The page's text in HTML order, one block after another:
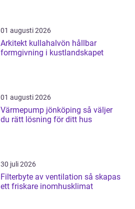
01 augusti 2026
Arkitekt kullahalvön hållbar
formgivning i kustlandskapet
01 augusti 2026
Värmepump jönköping så väljer
du rätt lösning för ditt hus
30 juli 2026
Filterbyte av ventilation så skapas
ett friskare inomhusklimat